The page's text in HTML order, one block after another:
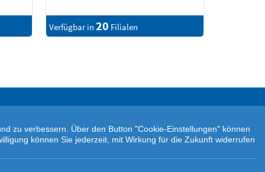
Verfügbar in 20 Filialen
zu verbessern. Über den Button "Cookie-Einstellungen" können
können Sie jederzeit, mit Wirkung für die Zukunft widerrufen